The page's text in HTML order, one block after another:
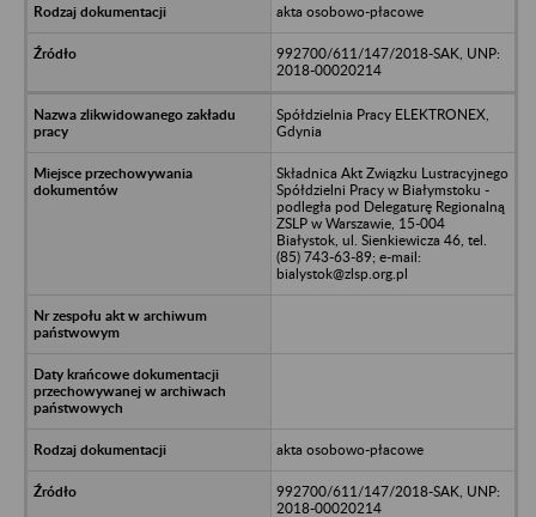
akta osobowo-płacowe
992700/611/147/2018-SAK, UNP:
2018-00020214
Spółdzielnia Pracy ELEKTRONEX,
Gdynia
Składnica Akt Związku Lustracyjnego
Spółdzielni Pracy w Białymstoku -
podległa pod Delegaturę Regionalną
ZSLP w Warszawie, 15-004
Białystok, ul. Sienkiewicza 46, tel.
(85) 743-63-89; e-mail:
bialystok@zlsp.org.pl
akta osobowo-płacowe
992700/611/147/2018-SAK, UNP:
2018-00020214